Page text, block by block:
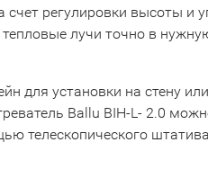
счет регулировки высоты и
лучи точно в
для установки на стену или
Ballu BIH-L- 2.0
телескопического